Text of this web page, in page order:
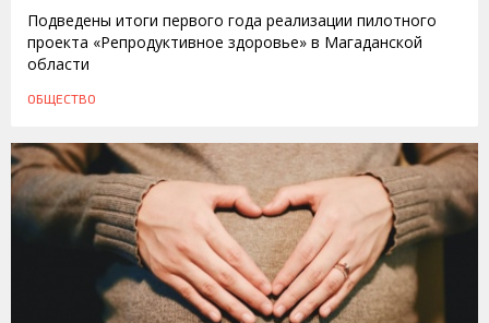
Подведены итоги первого года реализации пилотного
проекта «Репродуктивное здоровье» в Магаданской
области
ОБЩЕСТВО